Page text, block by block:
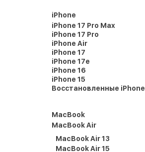
iPhone
iPhone 17 Pro Max
iPhone 17 Pro
iPhone Air
iPhone 17
iPhone 17e
iPhone 16
iPhone 15
Восстановленные iPhone
MacBook
MacBook Air
MacBook Air 13
MacBook Air 15